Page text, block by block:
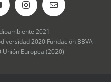
2021
2020 Fundación BBVA
Europea (2020)